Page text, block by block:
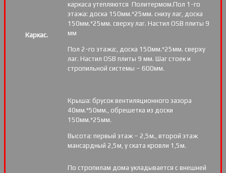
Каркас.
каркаса утепляются Политермом.Пол 1-го
этажа: доска 150мм.*25мм. снизу лаг, доска
150мм.*25мм. сверху лаг. Настил OSB плиты 9
мм
Пол 2-го этажа:, доска 150мм.*25мм. сверху
лаг. Настил OSB плиты 9 мм. Шаг стоек и
стропильной системы – 600мм.
Крыша: брусок вентиляционного зазора
40мм.*50мм., обрешетка из доски
150мм.*25мм.
Высота: первый этаж – 2,5м., второй этаж
мансардный 2,5м, у ската кровли 1,5м.
По стропилам дома укладывается с внешней